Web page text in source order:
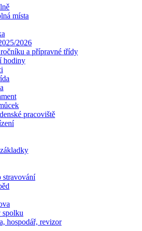
místa
2026
a přípravné třídy
hodiny
pracoviště
stravování
spolku
hospodář, revizor